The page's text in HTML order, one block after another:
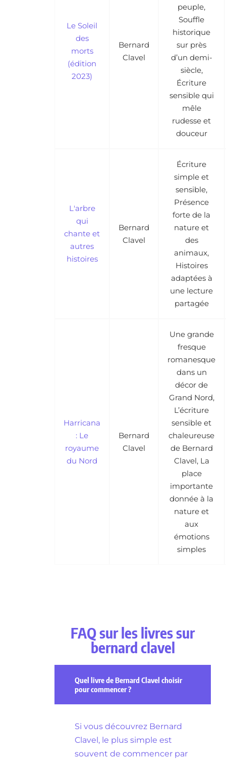
Le Soleil
des
morts
(édition
2023)
Bernard
Clavel
peuple,
Souffle
historique
sur près
d’un demi-
siècle,
Écriture
sensible qui
mêle
rudesse et
douceur
L'arbre
qui
chante et
autres
histoires
Bernard
Clavel
Écriture
simple et
sensible,
Présence
forte de la
nature et
des
animaux,
Histoires
adaptées à
une lecture
partagée
Harricana
: Le
royaume
du Nord
Bernard
Clavel
Une grande
fresque
romanesque
dans un
décor de
Grand Nord,
L’écriture
sensible et
chaleureuse
de Bernard
Clavel, La
place
importante
donnée à la
nature et
aux
émotions
simples
FAQ sur les livres sur
bernard clavel
Quel livre de Bernard Clavel choisir
pour commencer ?
Si vous découvrez Bernard
Clavel, le plus simple est
souvent de commencer par